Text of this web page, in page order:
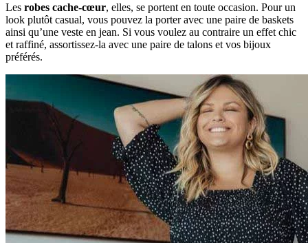
Les robes cache-cœur, elles, se portent en toute occasion. Pour un
look plutôt casual, vous pouvez la porter avec une paire de baskets
ainsi qu’une veste en jean. Si vous voulez au contraire un effet chic
et raffiné, assortissez-la avec une paire de talons et vos bijoux
préférés.